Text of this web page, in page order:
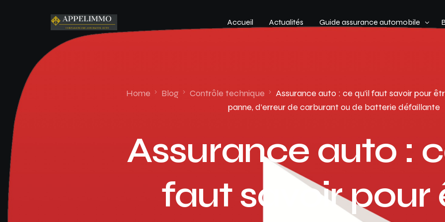
Accueil Actualités Guide assurance automobile
Profil de conducteur
Budget assurance automobile
Home Blog Contrôle technique
Assurance auto : ce qu’il faut savoir pour
panne, d’erreur de carburant ou de batterie défaillante
Assurance auto :
faut savoir pour